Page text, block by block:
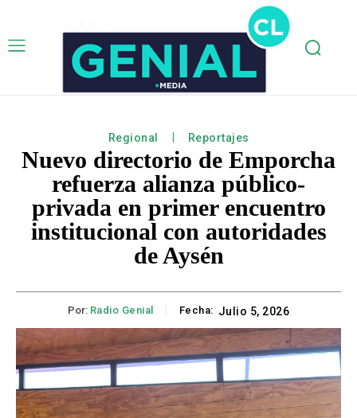
Regional Reportajes
Nuevo directorio de Emporcha
refuerza alianza público-
privada en primer encuentro
institucional con autoridades
de Aysén
Por: Radio Genial Fecha: Julio 5, 2026